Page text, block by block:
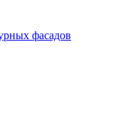
фасадов